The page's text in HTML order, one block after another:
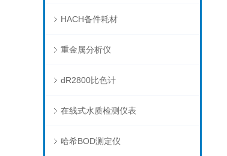
HACH备件耗材
重金属分析仪
dR2800比色计
在线式水质检测仪表
哈希BOD测定仪